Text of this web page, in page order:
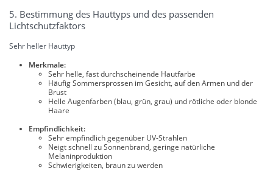
5. Bestimmung des Hauttyps und des passenden
Lichtschutzfaktors
Sehr heller Hauttyp
Merkmale:
Sehr helle, fast durchscheinende Hautfarbe
Häufig Sommersprossen im Gesicht, auf den Armen und der
Brust
Helle Augenfarben (blau, grün, grau) und rötliche oder blonde
Haare
Empfindlichkeit:
Sehr empfindlich gegenüber UV-Strahlen
Neigt schnell zu Sonnenbrand, geringe natürliche
Melaninproduktion
Schwierigkeiten, braun zu werden